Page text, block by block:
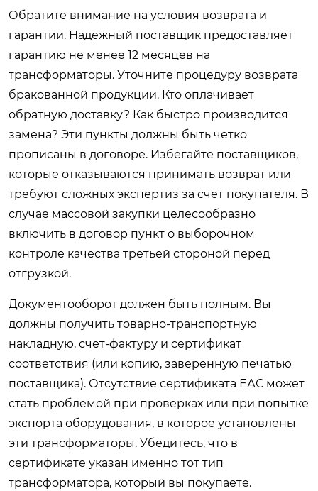
Обратите внимание на условия возврата и
гарантии. Надежный поставщик предоставляет
гарантию не менее 12 месяцев на
трансформаторы. Уточните процедуру возврата
бракованной продукции. Кто оплачивает
обратную доставку? Как быстро производится
замена? Эти пункты должны быть четко
прописаны в договоре. Избегайте поставщиков,
которые отказываются принимать возврат или
требуют сложных экспертиз за счет покупателя. В
случае массовой закупки целесообразно
включить в договор пункт о выборочном
контроле качества третьей стороной перед
отгрузкой.
Документооборот должен быть полным. Вы
должны получить товарно-транспортную
накладную, счет-фактуру и сертификат
соответствия (или копию, заверенную печатью
поставщика). Отсутствие сертификата ЕАС может
стать проблемой при проверках или при попытке
экспорта оборудования, в которое установлены
эти трансформаторы. Убедитесь, что в
сертификате указан именно тот тип
трансформатора, который вы покупаете.